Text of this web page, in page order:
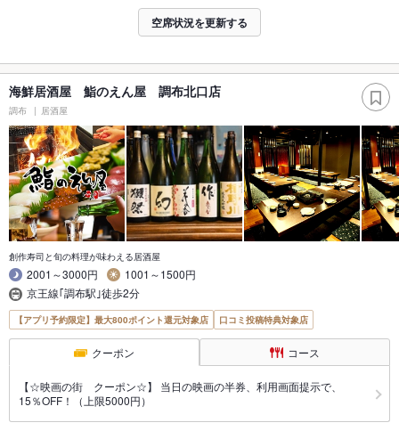
空席状況を更新する
海鮮居酒屋 鮨のえん屋 調布北口店
調布 居酒屋
創作寿司と旬の料理が味わえる居酒屋
2001～3000円
1001～1500円
京王線｢調布駅｣徒歩2分
【アプリ予約限定】最大800ポイント還元対象店 口コミ投稿特典対象店
クーポン コース
【☆映画の街 クーポン☆】 当日の映画の半券、利用画面提示で、
15％OFF！（上限5000円）